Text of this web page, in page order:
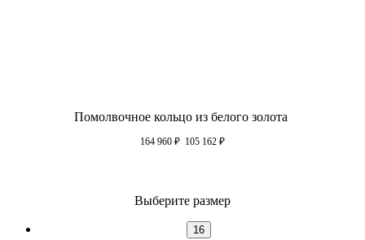
Помолвочное кольцо из белого золота
164 960 ₽ 105 162 ₽
Выберите размер
16